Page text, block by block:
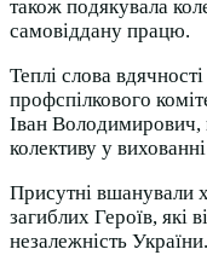
також подякувала
самовіддану працю.
Теплі слова
профспілкового
Іван Володимирович,
колективу у
Присутні вшанували
загиблих Героїв, які
незалежність України.